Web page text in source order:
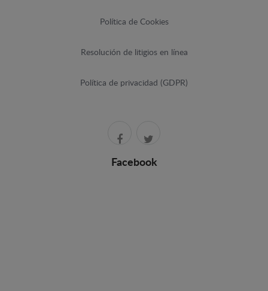
Política de Cookies
Resolución de litigios en línea
Política de privacidad (GDPR)
Facebook